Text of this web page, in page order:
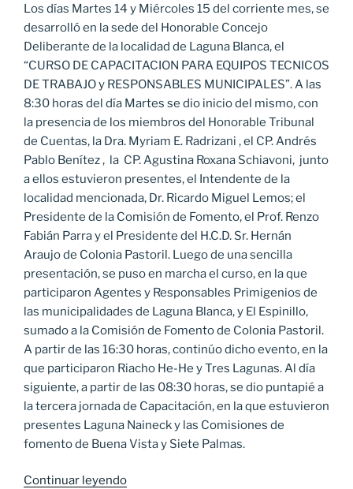
Los días Martes 14 y Miércoles 15 del corriente mes, se
desarrolló en la sede del Honorable Concejo
Deliberante de la localidad de Laguna Blanca, el
“CURSO DE CAPACITACION PARA EQUIPOS TECNICOS
DE TRABAJO y RESPONSABLES MUNICIPALES”. A las
8:30 horas del día Martes se dio inicio del mismo, con
la presencia de los miembros del Honorable Tribunal
de Cuentas, la Dra. Myriam E. Radrizani , el CP. Andrés
Pablo Benítez , la CP. Agustina Roxana Schiavoni, junto
a ellos estuvieron presentes, el Intendente de la
localidad mencionada, Dr. Ricardo Miguel Lemos; el
Presidente de la Comisión de Fomento, el Prof. Renzo
Fabián Parra y el Presidente del H.C.D. Sr. Hernán
Araujo de Colonia Pastoril. Luego de una sencilla
presentación, se puso en marcha el curso, en la que
participaron Agentes y Responsables Primigenios de
las municipalidades de Laguna Blanca, y El Espinillo,
sumado a la Comisión de Fomento de Colonia Pastoril.
A partir de las 16:30 horas, continúo dicho evento, en la
que participaron Riacho He-He y Tres Lagunas. Al día
siguiente, a partir de las 08:30 horas, se dio puntapié a
la tercera jornada de Capacitación, en la que estuvieron
presentes Laguna Naineck y las Comisiones de
fomento de Buena Vista y Siete Palmas.
Continuar leyendo